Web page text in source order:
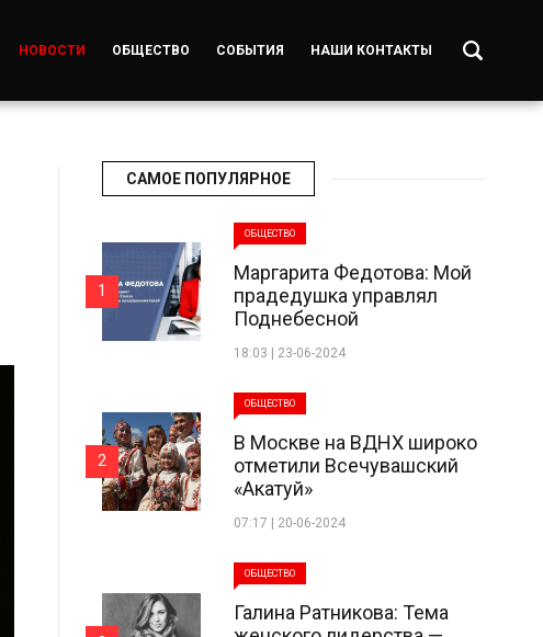
НОВОСТИ ОБЩЕСТВО СОБЫТИЯ НАШИ КОНТАКТЫ
САМОЕ ПОПУЛЯРНОЕ
ОБЩЕСТВО
Маргарита Федотова: Мой
прадедушка управлял
Поднебесной
18:03 | 23-06-2024
1
ОБЩЕСТВО
В Москве на ВДНХ широко
отметили Всечувашский
«Акатуй»
07:17 | 20-06-2024
2
ОБЩЕСТВО
Галина Ратникова: Тема